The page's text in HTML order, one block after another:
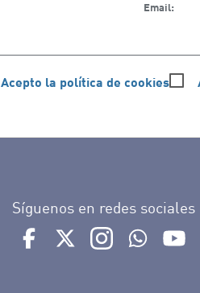
Email:
Acepto la política de cookies
Síguenos en redes sociales
Ir a perfil de Auditorio de
Ir a perfil deIr a perfil de
Ir al